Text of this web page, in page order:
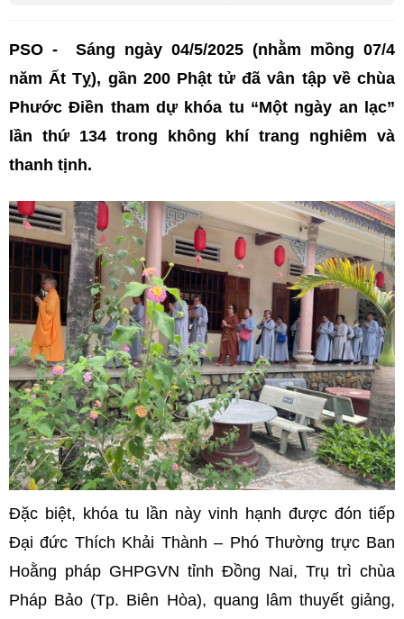
PSO - Sáng ngày 04/5/2025 (nhằm mồng 07/4
năm Ất Tỵ), gần 200 Phật tử đã vân tập về chùa
Phước Điền tham dự khóa tu “Một ngày an lạc”
lần thứ 134 trong không khí trang nghiêm và
thanh tịnh.
Đặc biệt, khóa tu lần này vinh hạnh được đón tiếp
Đại đức Thích Khải Thành – Phó Thường trực Ban
Hoằng pháp GHPGVN tỉnh Đồng Nai, Trụ trì chùa
Pháp Bảo (Tp. Biên Hòa), quang lâm thuyết giảng,